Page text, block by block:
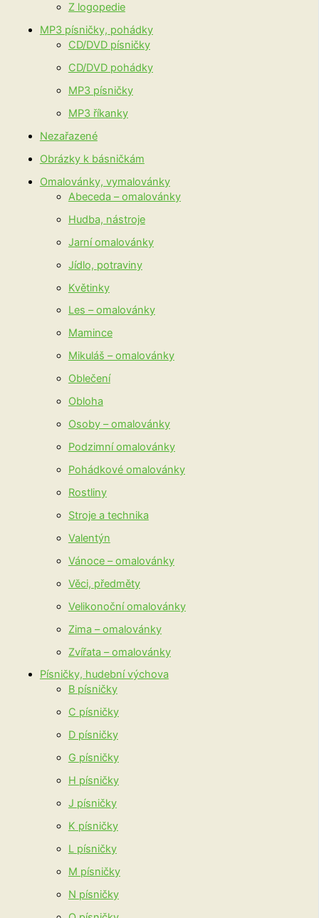
Z logopedie
MP3 písničky, pohádky
CD/DVD písničky
CD/DVD pohádky
MP3 písničky
MP3 říkanky
Nezařazené
Obrázky k básničkám
Omalovánky, vymalovánky
Abeceda – omalovánky
Hudba, nástroje
Jarní omalovánky
Jídlo, potraviny
Květinky
Les – omalovánky
Mamince
Mikuláš – omalovánky
Oblečení
Obloha
Osoby – omalovánky
Podzimní omalovánky
Pohádkové omalovánky
Rostliny
Stroje a technika
Valentýn
Vánoce – omalovánky
Věci, předměty
Velikonoční omalovánky
Zima – omalovánky
Zvířata – omalovánky
Písničky, hudební výchova
B písničky
C písničky
D písničky
G písničky
H písničky
J písničky
K písničky
L písničky
M písničky
N písničky